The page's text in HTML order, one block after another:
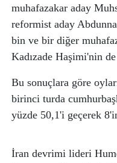
muhafazakar aday
reformist aday
bin ve bir diğer
Kadızade Haşimi'nin
Bu sonuçlara göre
birinci turda
yüzde 50,1'i geçerek
İran devrimi lideri